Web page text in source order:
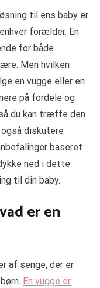
til ens baby er
forælder. En
for både
Men hvilken
en vugge eller en
på fordele og
du kan træffe den
diskutere
baseret
ned i dette
til din baby.
er en
af senge, der er
En vugge er